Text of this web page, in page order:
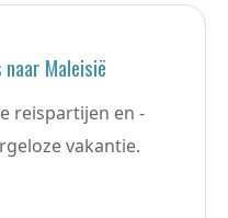
Maleisië
reispartijen en -
vakantie.